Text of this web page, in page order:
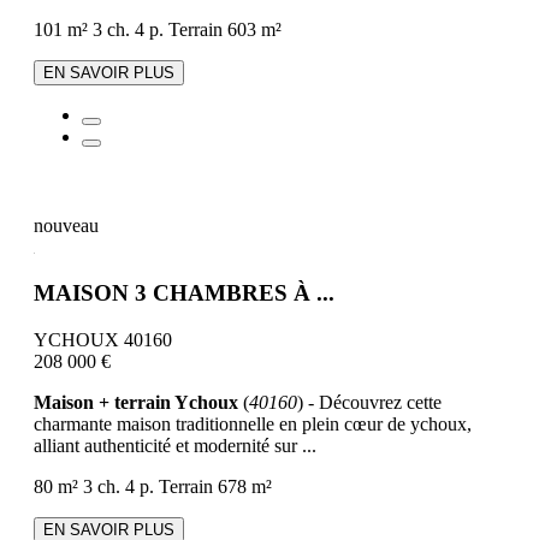
101 m² 3 ch. 4 p. Terrain 603 m²
EN SAVOIR PLUS
nouveau
MAISON 3 CHAMBRES À ...
YCHOUX 40160
208 000 €
Maison + terrain Ychoux (40160) - Découvrez cette
charmante maison traditionnelle en plein cœur de ychoux,
alliant authenticité et modernité sur ...
80 m² 3 ch. 4 p. Terrain 678 m²
EN SAVOIR PLUS